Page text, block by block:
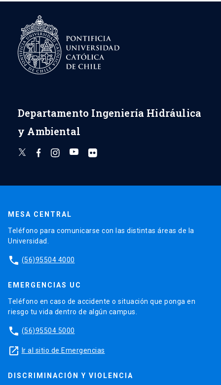
Departamento Ingeniería Hidráulica
y Ambiental
MESA CENTRAL
Teléfono para comunicarse con las distintas áreas de la
Universidad.
phone (56)95504 4000
EMERGENCIAS UC
Teléfono en caso de accidente o situación que ponga en
riesgo tu vida dentro de algún campus.
phone (56)95504 5000
launch Ir al sitio de Emergencias
DISCRIMINACIÓN Y VIOLENCIA